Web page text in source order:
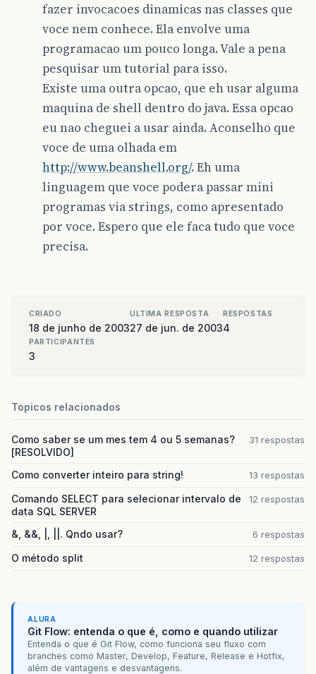
fazer invocacoes dinamicas nas classes que
voce nem conhece. Ela envolve uma
programacao um pouco longa. Vale a pena
pesquisar um tutorial para isso.
Existe uma outra opcao, que eh usar alguma
maquina de shell dentro do java. Essa opcao
eu nao cheguei a usar ainda. Aconselho que
voce de uma olhada em
http://www.beanshell.org/. Eh uma
linguagem que voce podera passar mini
programas via strings, como apresentado
por voce. Espero que ele faca tudo que voce
precisa.
CRIADO
18 de junho de 2003
ULTIMA RESPOSTA
27 de jun. de 2003
RESPOSTAS
4
PARTICIPANTES
3
Topicos relacionados
Como saber se um mes tem 4 ou 5 semanas?
[RESOLVIDO]
31 respostas
Como converter inteiro para string! 13 respostas
Comando SELECT para selecionar intervalo de
data SQL SERVER
12 respostas
&, &&, |, ||. Qndo usar? 6 respostas
O método split 12 respostas
ALURA
Git Flow: entenda o que é, como e quando utilizar
Entenda o que é Git Flow, como funciona seu fluxo com
branches como Master, Develop, Feature, Release e Hotfix,
além de vantagens e desvantagens.